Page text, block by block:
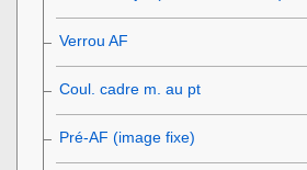
Verrou AF
Coul. cadre m. au pt
Pré-AF (image fixe)